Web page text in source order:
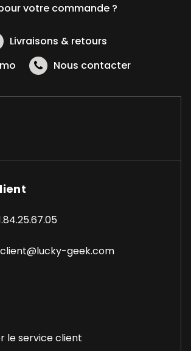
votre commande ?
Livraisons & retours
Nous contacter
geek.com
le service client